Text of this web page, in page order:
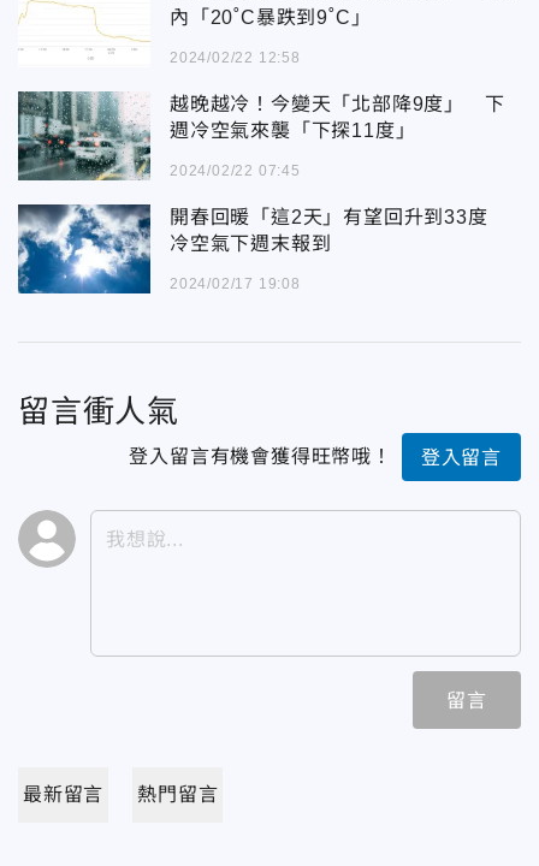
內「20˚C暴跌到9˚C」
2024/02/22 12:58
越晚越冷！今變天「北部降9度」 下
週冷空氣來襲「下探11度」
2024/02/22 07:45
開春回暖「這2天」有望回升到33度
冷空氣下週末報到
2024/02/17 19:08
留言衝人氣
登入留言有機會獲得旺幣哦！ 登入留言
留言
最新留言 熱門留言